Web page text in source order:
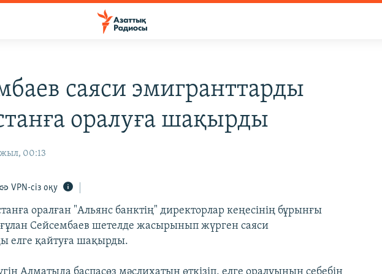
саяси эмигранттарды
оралуға шақырды
00:13
VPN-сіз оқу
оралған "Альянс банктің" директорлар кеңесінің бұрынғы
Сейсембаев шетелде жасырынып жүрген саяси
елге қайтуға шақырды.